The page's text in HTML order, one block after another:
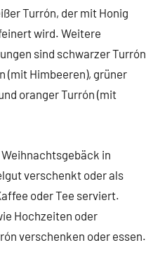
Turrón, der mit Honig
wird. Weitere
sind schwarzer Turrón
(mit Himbeeren), grüner
oranger Turrón (mit
in
verschenkt oder als
oder Tee serviert.
Hochzeiten oder
verschenken oder essen.